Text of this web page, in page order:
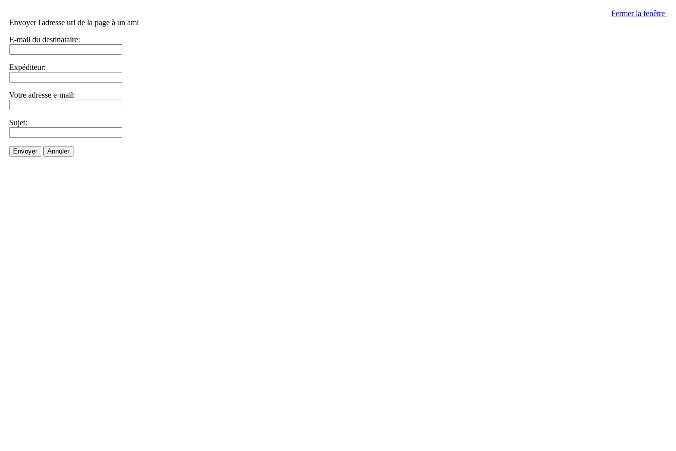
Fermer la fenêtre
Envoyer l'adresse url de la page à un ami
E-mail du destinataire:
Expéditeur:
Votre adresse e-mail:
Sujet:
Envoyer Annuler